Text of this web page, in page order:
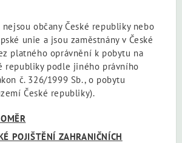
nejsou občany České republiky nebo
unie a jsou zaměstnány v České
platného oprávnění k pobytu na
republiky podle jiného právního
č. 326/1999 Sb., o pobytu
České republiky).
POJIŠTĚNÍ ZAHRANIČNÍCH